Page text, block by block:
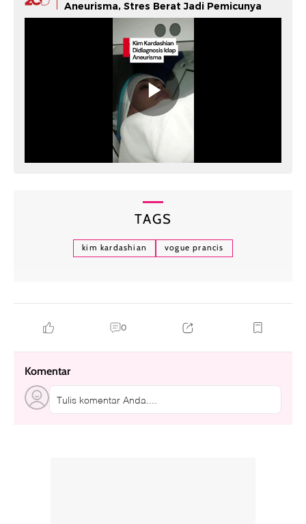
Aneurisma, Stres Berat Jadi Pemicunya
TAGS
kim kardashian vogue prancis
0
Komentar
Tulis komentar Anda....